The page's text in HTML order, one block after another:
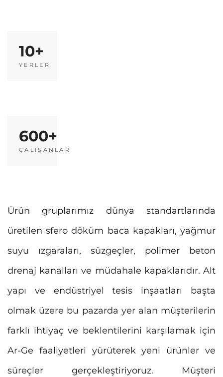
10
YERLER
600
ÇALIŞANLAR
Ürün gruplarımız dünya standartlarında
üretilen sfero döküm baca kapakları, yağmur
suyu ızgaraları, süzgeçler, polimer beton
drenaj kanalları ve müdahale kapaklarıdır. Alt
yapı ve endüstriyel tesis inşaatları başta
olmak üzere bu pazarda yer alan müşterilerin
farklı ihtiyaç ve beklentilerini karşılamak için
Ar-Ge faaliyetleri yürüterek yeni ürünler ve
süreçler gerçekleştiriyoruz. Müşteri